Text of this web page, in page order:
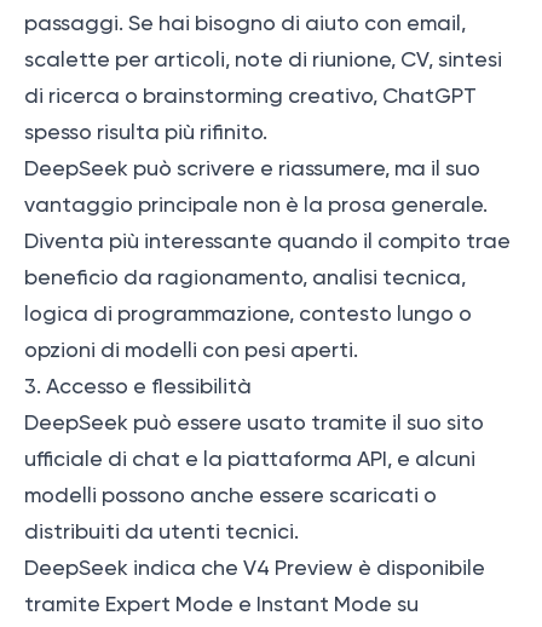
passaggi. Se hai bisogno di aiuto con email,
scalette per articoli, note di riunione, CV, sintesi
di ricerca o brainstorming creativo, ChatGPT
spesso risulta più rifinito.
DeepSeek può scrivere e riassumere, ma il suo
vantaggio principale non è la prosa generale.
Diventa più interessante quando il compito trae
beneficio da ragionamento, analisi tecnica,
logica di programmazione, contesto lungo o
opzioni di modelli con pesi aperti.
3. Accesso e flessibilità
DeepSeek può essere usato tramite il suo sito
ufficiale di chat e la piattaforma API, e alcuni
modelli possono anche essere scaricati o
distribuiti da utenti tecnici.
DeepSeek indica che V4 Preview è disponibile
tramite Expert Mode e Instant Mode su